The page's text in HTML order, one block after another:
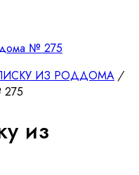
ИЗ РОДДОМА /
275
из